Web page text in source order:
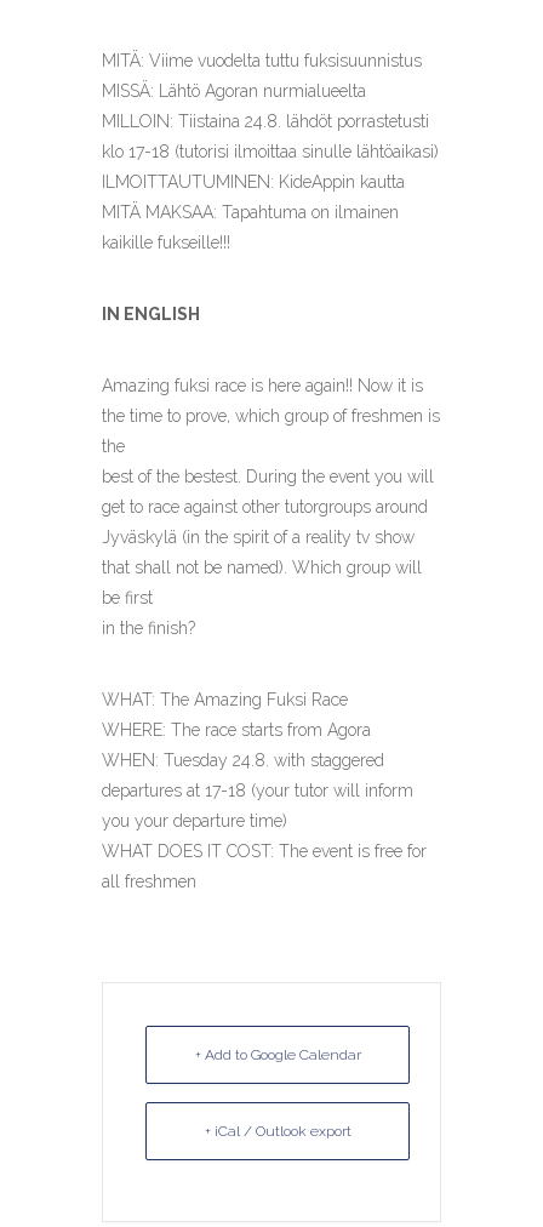
MITÄ: Viime vuodelta tuttu fuksisuunnistus
MISSÄ: Lähtö Agoran nurmialueelta
MILLOIN: Tiistaina 24.8. lähdöt porrastetusti
klo 17-18 (tutorisi ilmoittaa sinulle lähtöaikasi)
ILMOITTAUTUMINEN: KideAppin kautta
MITÄ MAKSAA: Tapahtuma on ilmainen
kaikille fukseille!!!
IN ENGLISH
Amazing fuksi race is here again!! Now it is
the time to prove, which group of freshmen is
the
best of the bestest. During the event you will
get to race against other tutorgroups around
Jyväskylä (in the spirit of a reality tv show
that shall not be named). Which group will
be first
in the finish?
WHAT: The Amazing Fuksi Race
WHERE: The race starts from Agora
WHEN: Tuesday 24.8. with staggered
departures at 17-18 (your tutor will inform
you your departure time)
WHAT DOES IT COST: The event is free for
all freshmen
+ Add to Google Calendar
+ iCal / Outlook export